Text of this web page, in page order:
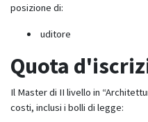
posizione di:
uditore
Quota
Il Master di II livello in
costi, inclusi i bolli di legge: